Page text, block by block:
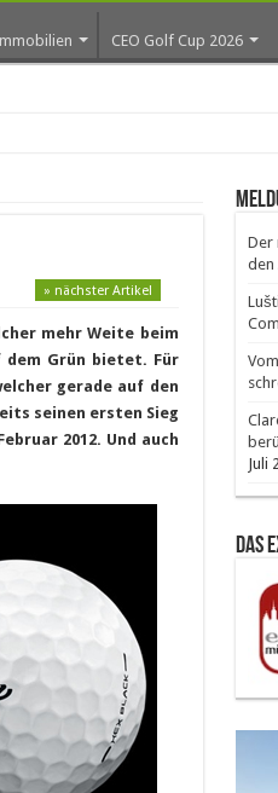
CEO Golf Cup 2026
» nächster Artikel
mehr Weite beim
dem Grün bietet. Für
gerade auf den
seinen ersten Sieg
2012. Und auch
Der
den
Juli
Das